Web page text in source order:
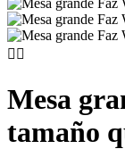
 
Mesa
tamaño